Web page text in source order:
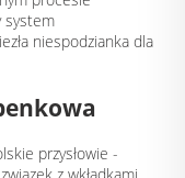
system
niespodzianka dla
przysłowie -